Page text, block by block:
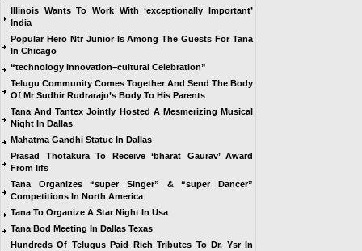
Illinois Wants To Work With ‘exceptionally Important’
India
Popular Hero Ntr Junior Is Among The Guests For Tana
In Chicago
“technology Innovation–cultural Celebration”
Telugu Community Comes Together And Send The Body
Of Mr Sudhir Rudraraju’s Body To His Parents
Tana And Tantex Jointly Hosted A Mesmerizing Musical
Night In Dallas
Mahatma Gandhi Statue In Dallas
Prasad Thotakura To Receive ‘bharat Gaurav’ Award
From Iifs
Tana Organizes “super Singer” & “super Dancer”
Competitions In North America
Tana To Organize A Star Night In Usa
Tana Bod Meeting In Dallas Texas
Hundreds Of Telugus Paid Rich Tributes To Dr. Ysr In